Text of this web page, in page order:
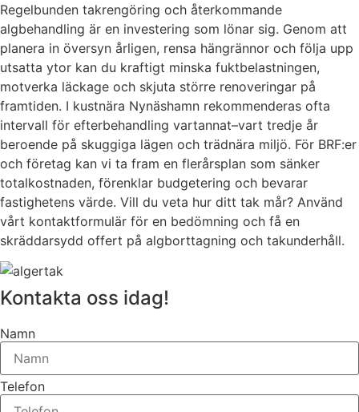
Regelbunden takrengöring och återkommande
algbehandling är en investering som lönar sig. Genom att
planera in översyn årligen, rensa hängrännor och följa upp
utsatta ytor kan du kraftigt minska fuktbelastningen,
motverka läckage och skjuta större renoveringar på
framtiden. I kustnära Nynäshamn rekommenderas ofta
intervall för efterbehandling vartannat–vart tredje år
beroende på skuggiga lägen och trädnära miljö. För BRF:er
och företag kan vi ta fram en flerårsplan som sänker
totalkostnaden, förenklar budgetering och bevarar
fastighetens värde. Vill du veta hur ditt tak mår? Använd
vårt kontaktformulär för en bedömning och få en
skräddarsydd offert på algborttagning och takunderhåll.
Kontakta oss idag!
Namn
Telefon